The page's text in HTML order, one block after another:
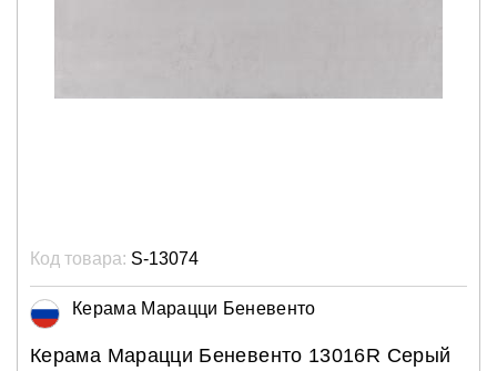
Код товара: S-13074
Керама Марацци Беневенто
Керама Марацци Беневенто 13016R Серый